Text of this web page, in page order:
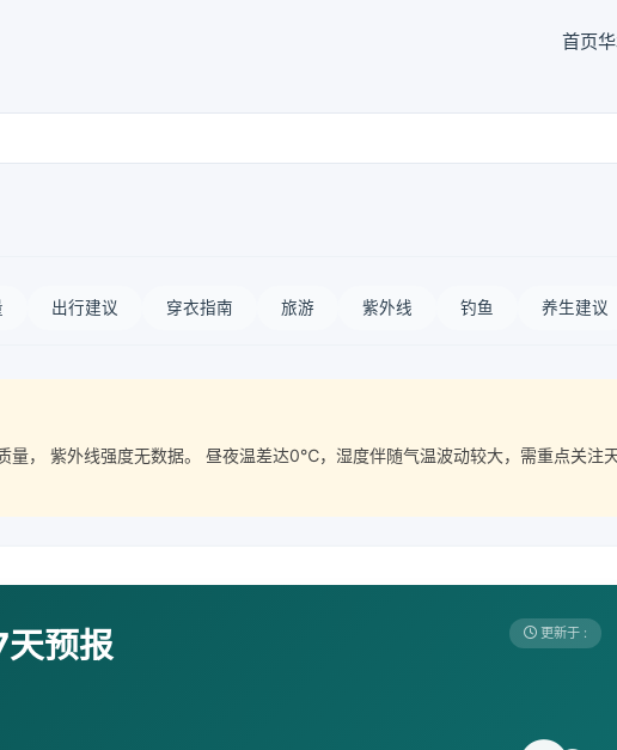
首页
出行建议 穿衣指南 旅游 紫外线 钓鱼 养生建议
， 紫外线强度无数据。 昼夜温差达0℃，湿度伴随气温波动较大，需重点关注天
预报 更新于 :